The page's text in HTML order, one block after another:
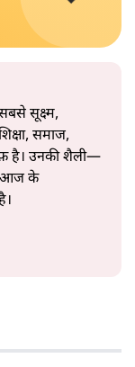
सूक्ष्म,
समाज,
है। उनकी शैली—
आज के